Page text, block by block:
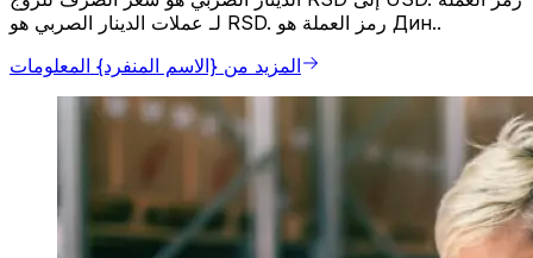
لـ عملات الدينار الصربي هو RSD. رمز العملة هو Дин..
المزيد من {الاسم المنفرد} المعلومات